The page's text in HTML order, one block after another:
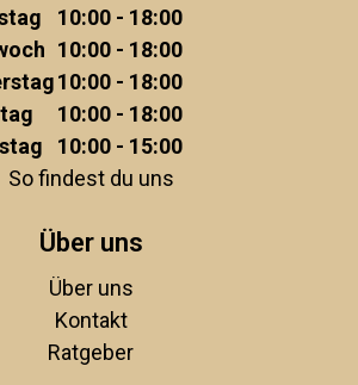
10:00 - 18:00
10:00 - 18:00
10:00 - 18:00
10:00 - 18:00
10:00 - 15:00
So findest du uns
Über uns
Über uns
Kontakt
Ratgeber